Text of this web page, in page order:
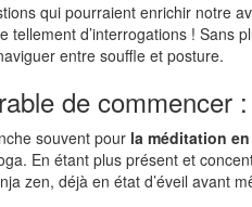
qui pourraient enrichir notre
tellement d’interrogations ! Sans
entre souffle et posture.
de commencer
souvent pour la méditation
En étant plus présent et
zen, déjà en état d’éveil avant